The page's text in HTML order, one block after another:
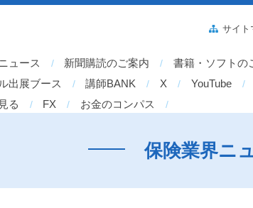
ュース 新聞購読のご案内 書籍・ソフトの
出展ブース
講師BANK X YouTube
る
FX お金のコンパス
サイト
保険業界ニ